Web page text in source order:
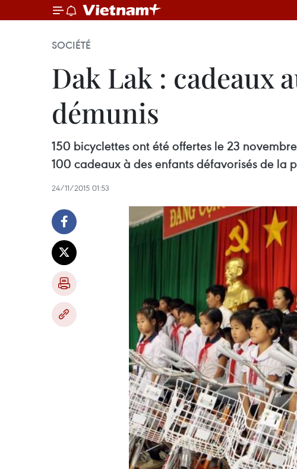
SOCIÉTÉ
Dak Lak : cadeaux
démunis
150 bicyclettes ont été offertes le 23
100 cadeaux à des enfants défavorisés de la
24/11/2015 01:53